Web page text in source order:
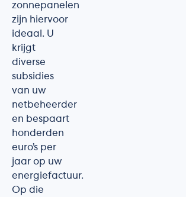
zonnepanelen
zijn hiervoor
ideaal. U
krijgt
diverse
subsidies
van uw
netbeheerder
en bespaart
honderden
euro’s per
jaar op uw
energiefactuur.
Op die